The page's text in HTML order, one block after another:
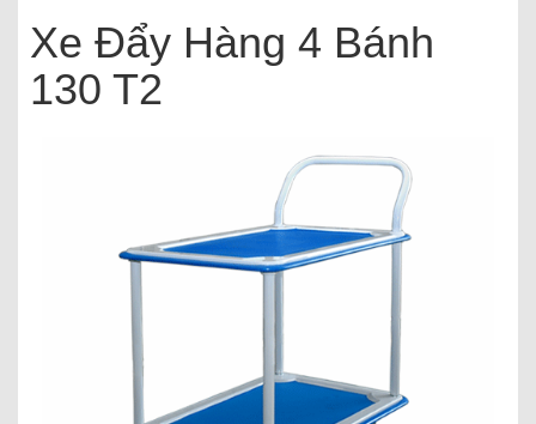
Xe Đẩy Hàng 4 Bánh
130 T2